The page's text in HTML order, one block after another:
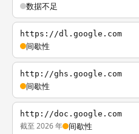
数据不足
https://dl.google.com
间歇性
http://ghs.google.com
间歇性
http://doc.google.com
截至 2026 年 间歇性